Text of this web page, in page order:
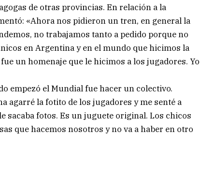
de otras provincias. En relación a la
«Ahora nos pidieron un tren, en general la
no trabajamos tanto a pedido porque no
en Argentina y en el mundo que hicimos la
un homenaje que le hicimos a los jugadores. Yo
empezó el Mundial fue hacer un colectivo.
agarré la fotito de los jugadores y me senté a
sacaba fotos. Es un juguete original. Los chicos
que hacemos nosotros y no va a haber en otro